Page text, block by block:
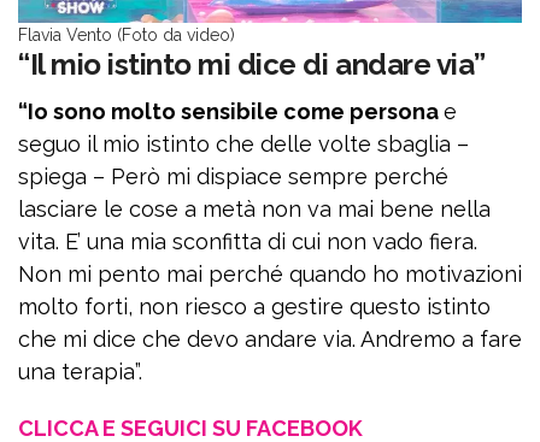
Flavia Vento (Foto da video)
“Il mio istinto mi dice di andare via”
“Io sono molto sensibile come personae
seguo il mio istinto che delle volte sbaglia –
spiega – Però mi dispiace sempre perché
lasciare le cose a metà non va mai bene nella
vita. E’ una mia sconfitta di cui non vado fiera.
Non mi pento mai perché quando ho motivazioni
molto forti, non riesco a gestire questo istinto
che mi dice che devo andare via. Andremo a fare
una terapia”.
CLICCA E SEGUICI SU FACEBOOK